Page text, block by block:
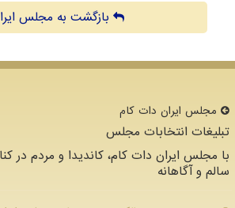
بازگشت به مجلس
مجلس ایران دات كام
تبلیغات انتخابات مجلس
با مجلس ایران دات کام، کاندیدا و مردم در
سالم و آگاهانه